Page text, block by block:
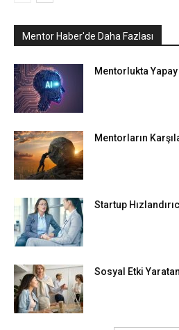
Mentor Haber'de Daha Fazlası
Mentorlukta Yapay
Mentorların
Startup
Sosyal Etki